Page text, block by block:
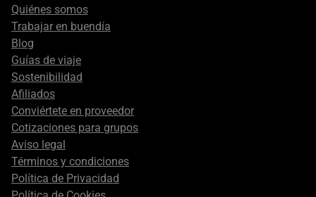
secondary
Quiénes somos
Trabajar en buendía
Blog
Guías de viaje
Sostenibilidad
Afiliados
Conviértete en proveedor
Cotizaciones para grupos
Aviso legal
Términos y condiciones
Política de Privacidad